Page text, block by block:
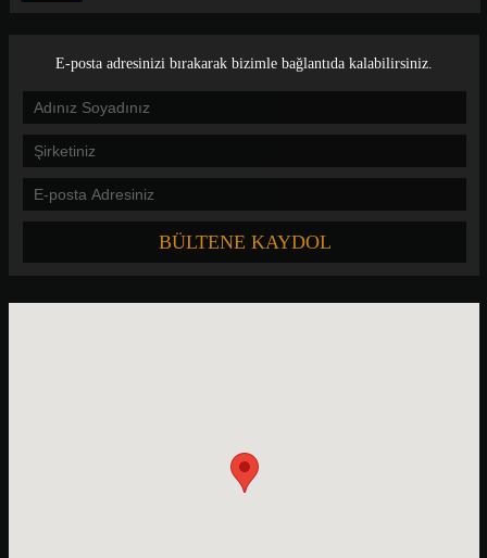
E-posta adresinizi bırakarak bizimle bağlantıda kalabilirsiniz.